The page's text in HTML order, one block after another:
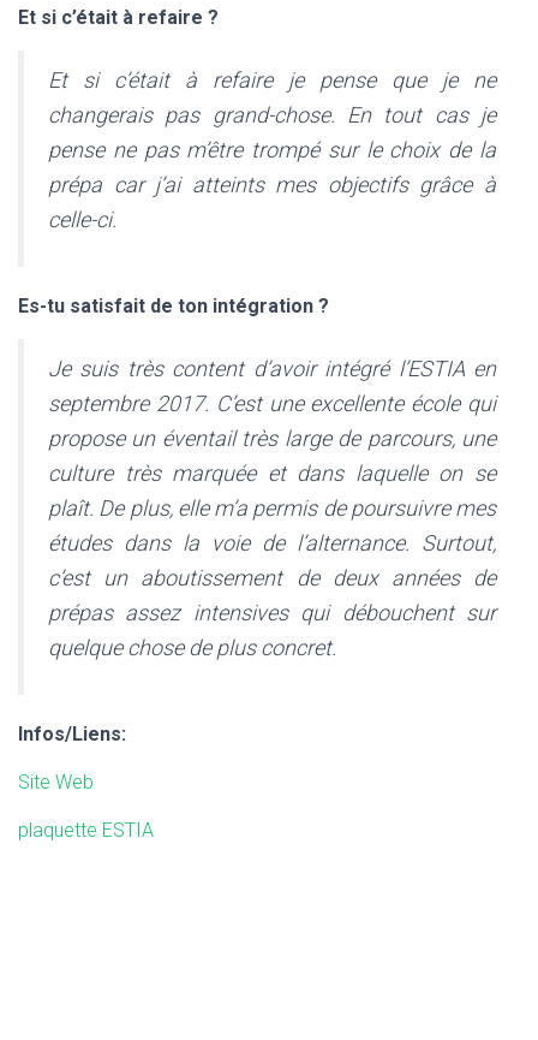
Et si c’était à refaire ?
Et si c’était à refaire je pense que je ne
changerais pas grand-chose. En tout cas je
pense ne pas m’être trompé sur le choix de la
prépa car j’ai atteints mes objectifs grâce à
celle-ci.
Es-tu satisfait de ton intégration ?
Je suis très content d’avoir intégré l’ESTIA en
septembre 2017. C’est une excellente école qui
propose un éventail très large de parcours, une
culture très marquée et dans laquelle on se
plaît. De plus, elle m’a permis de poursuivre mes
études dans la voie de l’alternance. Surtout,
c’est un aboutissement de deux années de
prépas assez intensives qui débouchent sur
quelque chose de plus concret.
Infos/Liens:
Site Web
plaquette ESTIA